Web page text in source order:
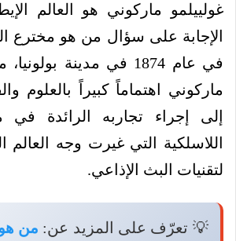
غولييلمو ماركوني هو العالم
الإجابة على سؤال من هو مخترع
في عام 1874 في مدينة
ماركوني اهتماماً كبيراً بالعلوم
إلى إجراء تجاربه الرائدة في
اللاسلكية التي غيرت وجه
لتقنيات البث الإذاعي.
💡 تعرّف على المزيد عن: من